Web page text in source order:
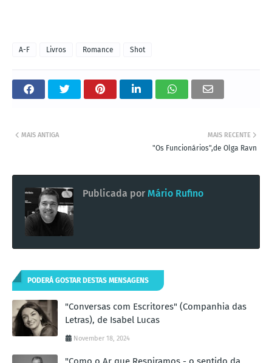
A-F Livros Romance Shot
MAIS RECENTE
"Os Funcionários",de Olga Ravn
MAIS ANTIGA
Publicada por Mário Rufino
PODERÁ GOSTAR DESTAS MENSAGENS
"Conversas com Escritores" (Companhia das
Letras), de Isabel Lucas
November 18, 2024